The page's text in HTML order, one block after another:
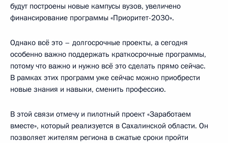
будут построены новые кампусы вузов, увеличено
финансирование программы «Приоритет-2030».
Однако всё это – долгосрочные проекты, а сегодня
особенно важно поддержать краткосрочные программы,
потому что важно и нужно всё это сделать прямо сейчас.
В рамках этих программ уже сейчас можно приобрести
новые знания и навыки, сменить профессию.
В этой связи отмечу и пилотный проект «Заработаем
вместе», который реализуется в Сахалинской области. Он
позволяет жителям региона в сжатые сроки пройти